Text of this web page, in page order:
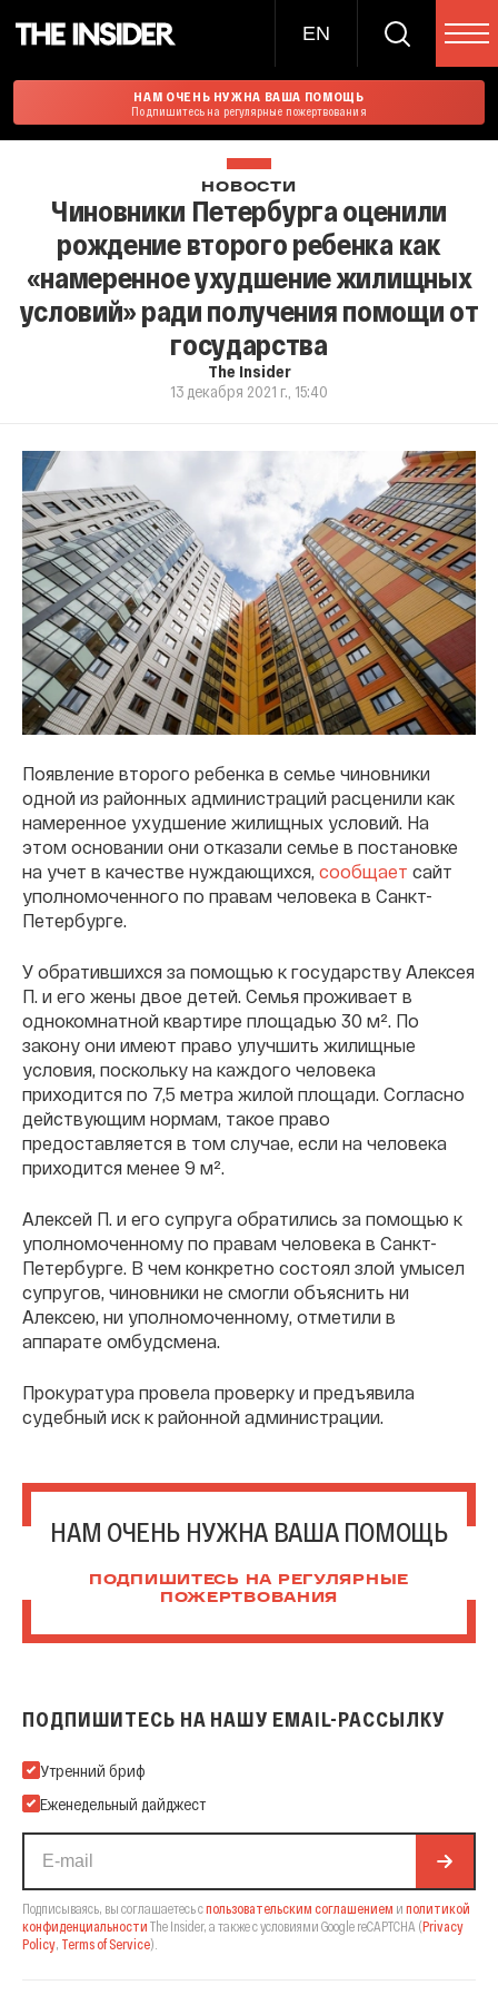
EN
НАМ ОЧЕНЬ НУЖНА ВАША ПОМОЩЬ
Подпишитесь на регулярные пожертвования
НОВОСТИ
Чиновники Петербурга оценили
рождение второго ребенка как
«намеренное ухудшение жилищных
условий» ради получения помощи от
государства
The Insider
13 декабря 2021 г., 15:40
Появление второго ребенка в семье чиновники
одной из районных администраций расценили как
намеренное ухудшение жилищных условий. На
этом основании они отказали семье в постановке
на учет в качестве нуждающихся, сообщает сайт
уполномоченного по правам человека в Санкт-
Петербурге.
У обратившихся за помощью к государству Алексея
П. и его жены двое детей. Семья проживает в
однокомнатной квартире площадью 30 м². По
закону они имеют право улучшить жилищные
условия, поскольку на каждого человека
приходится по 7,5 метра жилой площади. Согласно
действующим нормам, такое право
предоставляется в том случае, если на человека
приходится менее 9 м².
Алексей П. и его супруга обратились за помощью к
уполномоченному по правам человека в Санкт-
Петербурге. В чем конкретно состоял злой умысел
супругов, чиновники не смогли объяснить ни
Алексею, ни уполномоченному, отметили в
аппарате омбудсмена.
Прокуратура провела проверку и предъявила
судебный иск к районной администрации.
НАМ ОЧЕНЬ НУЖНА ВАША ПОМОЩЬ
ПОДПИШИТЕСЬ НА РЕГУЛЯРНЫЕ
ПОЖЕРТВОВАНИЯ
ПОДПИШИТЕСЬ НА НАШУ EMAIL-РАССЫЛКУ
Подпишитесь на нашу Email-рассылку
Утренний бриф
Еженедельный дайджест
Подписываясь, вы соглашаетесь спользовательским соглашением и политикой
конфиденциальности The Insider, а также с условиями Google reCAPTCHA (Privacy
Policy, Terms of Service).